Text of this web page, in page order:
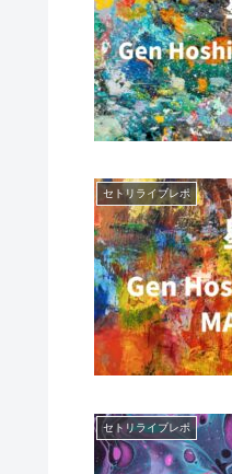
セトリライブレポ
セトリライブレポ